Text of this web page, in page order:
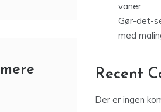
vaner
Gør-det-
med
Recent
Der er ingen